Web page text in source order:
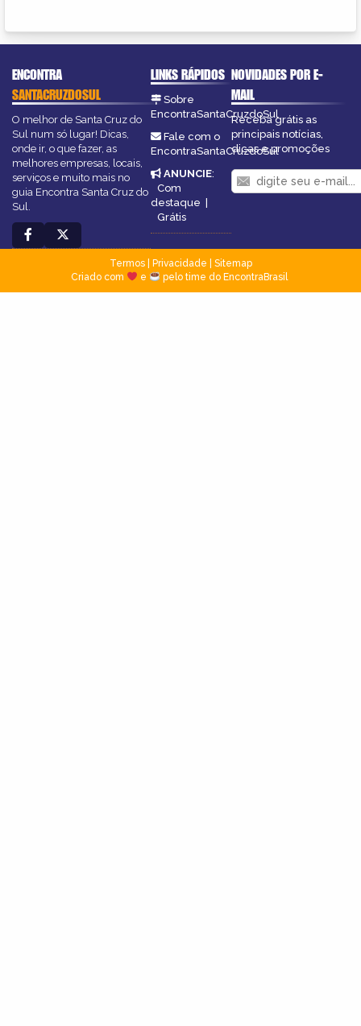
ENCONTRA
SANTACRUZDOSUL
O melhor de Santa Cruz do
Sul num só lugar! Dicas,
onde ir, o que fazer, as
melhores empresas, locais,
serviços e muito mais no
guia Encontra Santa Cruz do
Sul.
LINKS RÁPIDOS
Sobre
EncontraSantaCruzdoSul
Fale com o
EncontraSantaCruzdoSul
ANUNCIE:
Com
destaque
Grátis
NOVIDADES POR E-
MAIL
Receba grátis as
principais notícias,
dicas e promoções
Termos| Privacidade
Sitemap
Criado com
e pelo time do EncontraBrasil